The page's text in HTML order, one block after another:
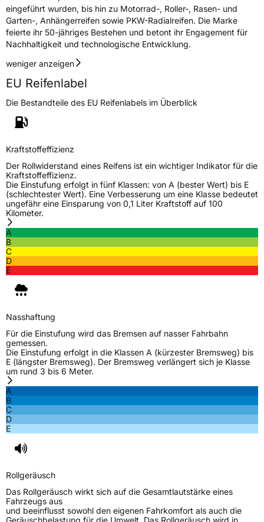
EffizienzD
Nasshaftung C
Rollgeräusch (Klasse)
Rollgeräusch (dB)
69
Fahrzeugklasse
EPREL ID465740
Allgemeine Produktsicherheit (GPSR)
Herstellerkontakt
Greimelstr 28 83236 Übersee Deutschland,
f.vandersteege@kendaeurope.com
eingeführt wurden, bis hin zu Motorrad-, Roller-, Rasen- und
Garten-, Anhängerreifen sowie PKW-Radialreifen. Die Marke
feierte ihr 50-jähriges Bestehen und betont ihr Engagement für
Nachhaltigkeit und technologische Entwicklung.
weniger anzeigen
EU Reifenlabel
Die Bestandteile des EU Reifenlabels im Überblick
Kraftstoffeffizienz
Der Rollwiderstand eines Reifens ist ein wichtiger Indikator für die
Kraftstoffeffizienz.
Die Einstufung erfolgt in fünf Klassen: von A (bester Wert) bis E
(schlechtester Wert). Eine Verbesserung um eine Klasse bedeutet
ungefähr eine Einsparung von 0,1 Liter Kraftstoff auf 100
Kilometer.
A
B
C
D
E
Nasshaftung
Für die Einstufung wird das Bremsen auf nasser Fahrbahn
gemessen.
Die Einstufung erfolgt in die Klassen A (kürzester Bremsweg) bis
E (längster Bremsweg). Der Bremsweg verlängert sich je Klasse
um rund 3 bis 6 Meter.
A
B
C
D
E
Rollgeräusch
Das Rollgeräusch wirkt sich auf die Gesamtlautstärke eines
Fahrzeugs aus
und beeinflusst sowohl den eigenen Fahrkomfort als auch die
Geräuschbelastung für die Umwelt. Das Rollgeräusch wird in